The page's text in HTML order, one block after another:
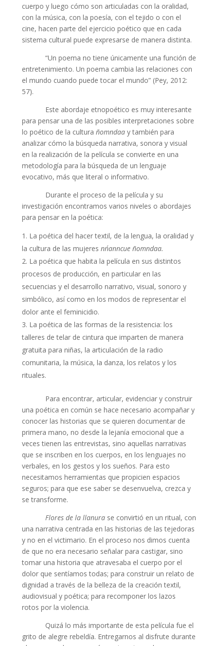
cuerpo y luego cómo son articuladas con la oralidad,
con la música, con la poesía, con el tejido o con el
cine, hacen parte del ejercicio poético que en cada
sistema cultural puede expresarse de manera distinta.
“Un poema no tiene únicamente una función de
entretenimiento. Un poema cambia las relaciones con
el mundo cuando puede tocar el mundo” (Pey, 2012:
57).
Este abordaje etnopoético es muy interesante
para pensar una de las posibles interpretaciones sobre
lo poético de la cultura ñomndaay también para
analizar cómo la búsqueda narrativa, sonora y visual
en la realización de la película se convierte en una
metodología para la búsqueda de un lenguaje
evocativo, más que literal o informativo.
Durante el proceso de la película y su
investigación encontramos varios niveles o abordajes
para pensar en la poética:
La poética del hacer textil, de la lengua, la oralidad y
la cultura de las mujeres nn´anncue ñomndaa.
La poética que habita la película en sus distintos
procesos de producción, en particular en las
secuencias y el desarrollo narrativo, visual, sonoro y
simbólico, así como en los modos de representar el
dolor ante el feminicidio.
La poética de las formas de la resistencia: los
talleres de telar de cintura que imparten de manera
gratuita para niñas, la articulación de la radio
comunitaria, la música, la danza, los relatos y los
rituales.
Para encontrar, articular, evidenciar y construir
una poética en común se hace necesario acompañar y
conocer las historias que se quieren documentar de
primera mano, no desde la lejanía emocional que a
veces tienen las entrevistas, sino aquellas narrativas
que se inscriben en los cuerpos, en los lenguajes no
verbales, en los gestos y los sueños. Para esto
necesitamos herramientas que propicien espacios
seguros; para que ese saber se desenvuelva, crezca y
se transforme.
Flores de la llanurase convirtió en un ritual, con
una narrativa centrada en las historias de las tejedoras
y no en el victimario. En el proceso nos dimos cuenta
de que no era necesario señalar para castigar, sino
tomar una historia que atravesaba el cuerpo por el
dolor que sentíamos todas; para construir un relato de
dignidad a través de la belleza de la creación textil,
audiovisual y poética; para recomponer los lazos
rotos por la violencia.
Quizá lo más importante de esta película fue el
grito de alegre rebeldía. Entregarnos al disfrute durante